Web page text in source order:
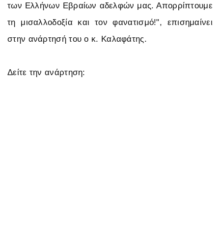
των Ελλήνων Εβραίων αδελφών μας. Απορρίπτουμε
τη μισαλλοδοξία και τον φανατισμό!", επισημαίνει
στην ανάρτησή του ο κ. Καλαφάτης.
Δείτε την ανάρτηση: